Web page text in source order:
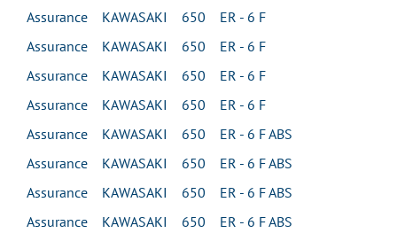
Assurance KAWASAKI 650 ER - 6 F
Assurance KAWASAKI 650 ER - 6 F
Assurance KAWASAKI 650 ER - 6 F
Assurance KAWASAKI 650 ER - 6 F
Assurance KAWASAKI 650 ER - 6 F ABS
Assurance KAWASAKI 650 ER - 6 F ABS
Assurance KAWASAKI 650 ER - 6 F ABS
Assurance KAWASAKI 650 ER - 6 F ABS